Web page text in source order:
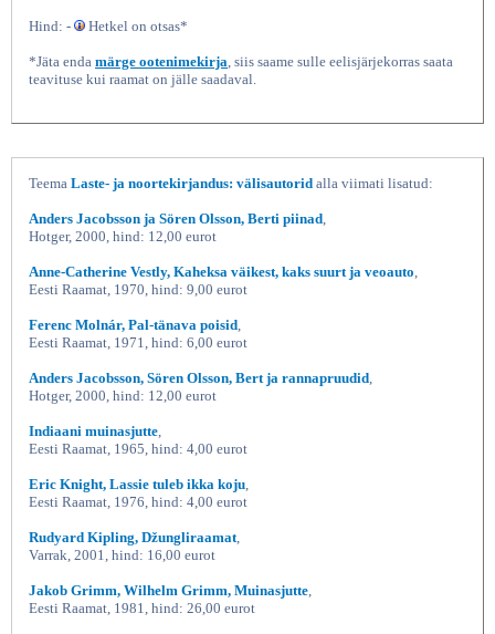
Kuidas loomad endale sabad
Hind: - Hetkel on otsas*
*Jäta enda märge ootenimekirja, siis saame sulle eelisjärjekorras saata
teavituse kui raamat on jälle saadaval.
Teema Laste- ja noortekirjandus: välisautorid alla viimati lisatud:
Anders Jacobsson ja Sören Olsson, Berti piinad,
Hotger, 2000, hind: 12,00 eurot
Anne-Catherine Vestly, Kaheksa väikest, kaks suurt ja veoauto,
Eesti Raamat, 1970, hind: 9,00 eurot
Ferenc Molnár, Pal-tänava poisid,
Eesti Raamat, 1971, hind: 6,00 eurot
Anders Jacobsson, Sören Olsson, Bert ja rannapruudid,
Hotger, 2000, hind: 12,00 eurot
Indiaani muinasjutte,
Eesti Raamat, 1965, hind: 4,00 eurot
Eric Knight, Lassie tuleb ikka koju,
Eesti Raamat, 1976, hind: 4,00 eurot
Rudyard Kipling, Džungliraamat,
Varrak, 2001, hind: 16,00 eurot
Jakob Grimm, Wilhelm Grimm, Muinasjutte,
Eesti Raamat, 1981, hind: 26,00 eurot